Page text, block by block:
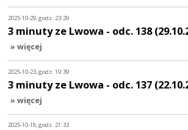
2025-10-29, godz. 23:29
3 minuty ze Lwowa - odc. 138
» więcej
2025-10-23, godz. 19:39
3 minuty ze Lwowa - odc. 137
» więcej
2025-10-18, godz. 21:33